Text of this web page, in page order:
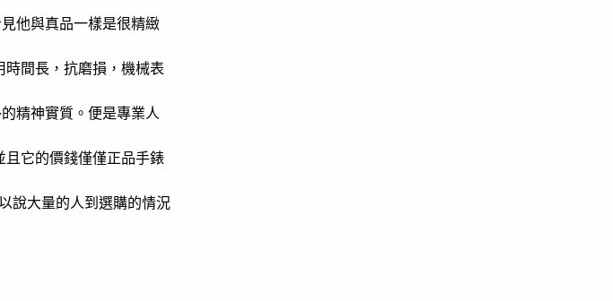
他與真品一樣是很精緻
間長，抗磨損，機械表
精神實質。便是專業人
它的價錢僅僅正品手錶
說大量的人到選購的情況